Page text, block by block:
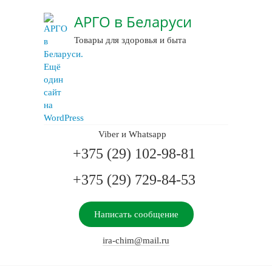
АРГО в Беларуси
Товары для здоровья и быта
Viber и Whatsapp
+375 (29) 102-98-81
+375 (29) 729-84-53
Написать сообщение
ira-chim@mail.ru